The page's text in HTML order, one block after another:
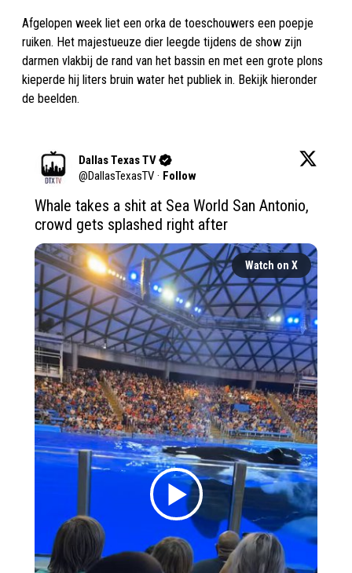
Afgelopen week liet een orka de toeschouwers een poepje
ruiken. Het majestueuze dier leegde tijdens de show zijn
darmen vlakbij de rand van het bassin en met een grote plons
kieperde hij liters bruin water het publiek in. Bekijk hieronder
de beelden.
Dallas Texas TV
@DallasTexasTV · Follow
Whale takes a shit at Sea World San Antonio,
crowd gets splashed right after
Watch on X